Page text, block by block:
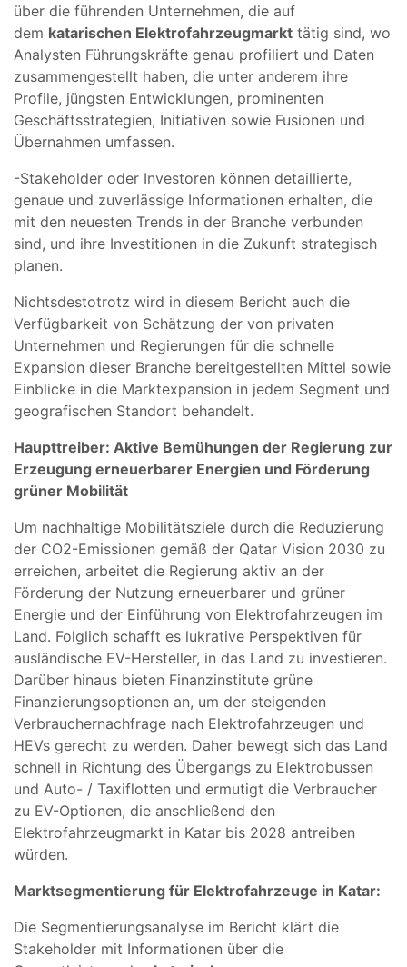
über die führenden Unternehmen, die auf
dem katarischen Elektrofahrzeugmarkt tätig sind, wo
Analysten Führungskräfte genau profiliert und Daten
zusammengestellt haben, die unter anderem ihre
Profile, jüngsten Entwicklungen, prominenten
Geschäftsstrategien, Initiativen sowie Fusionen und
Übernahmen umfassen.
-Stakeholder oder Investoren können detaillierte,
genaue und zuverlässige Informationen erhalten, die
mit den neuesten Trends in der Branche verbunden
sind, und ihre Investitionen in die Zukunft strategisch
planen.
Nichtsdestotrotz wird in diesem Bericht auch die
Verfügbarkeit von Schätzung der von privaten
Unternehmen und Regierungen für die schnelle
Expansion dieser Branche bereitgestellten Mittel sowie
Einblicke in die Marktexpansion in jedem Segment und
geografischen Standort behandelt.
Haupttreiber: Aktive Bemühungen der Regierung zur
Erzeugung erneuerbarer Energien und Förderung
grüner Mobilität
Um nachhaltige Mobilitätsziele durch die Reduzierung
der CO2-Emissionen gemäß der Qatar Vision 2030 zu
erreichen, arbeitet die Regierung aktiv an der
Förderung der Nutzung erneuerbarer und grüner
Energie und der Einführung von Elektrofahrzeugen im
Land. Folglich schafft es lukrative Perspektiven für
ausländische EV-Hersteller, in das Land zu investieren.
Darüber hinaus bieten Finanzinstitute grüne
Finanzierungsoptionen an, um der steigenden
Verbrauchernachfrage nach Elektrofahrzeugen und
HEVs gerecht zu werden. Daher bewegt sich das Land
schnell in Richtung des Übergangs zu Elektrobussen
und Auto- / Taxiflotten und ermutigt die Verbraucher
zu EV-Optionen, die anschließend den
Elektrofahrzeugmarkt in Katar bis 2028 antreiben
würden.
Marktsegmentierung für Elektrofahrzeuge in Katar:
Die Segmentierungsanalyse im Bericht klärt die
Stakeholder mit Informationen über die